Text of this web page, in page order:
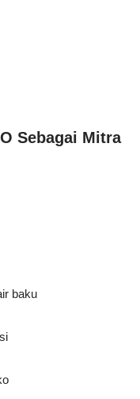
Sebagai Mitra
baku